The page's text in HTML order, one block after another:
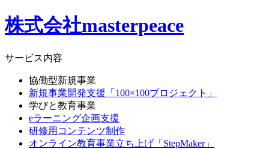
株式会社masterpeace
サービス内容
協働型新規事業
新規事業開発支援「100×100プロジェクト」
学びと教育事業
eラーニング企画支援
研修用コンテンツ制作
オンライン教育事業立ち上げ「StepMaker」